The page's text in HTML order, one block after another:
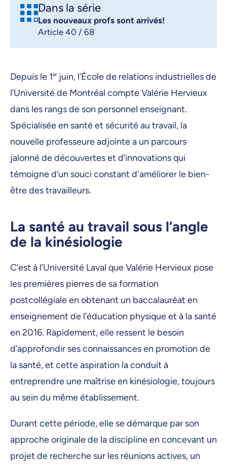
Dans la série
Les nouveaux profs sont arrivés!
Article 40 / 68
Depuis le 1erjuin, l’École de relations industrielles de
l’Université de Montréal compte Valérie Hervieux
dans les rangs de son personnel enseignant.
Spécialisée en santé et sécurité au travail, la
nouvelle professeure adjointe a un parcours
jalonné de découvertes et d’innovations qui
témoigne d’un souci constant d'améliorer le bien-
être des travailleurs.
La santé au travail sous l’angle
de la kinésiologie
C’est à l’Université Laval que Valérie Hervieux pose
les premières pierres de sa formation
postcollégiale en obtenant un baccalauréat en
enseignement de l’éducation physique et à la santé
en 2016. Rapidement, elle ressent le besoin
d’approfondir ses connaissances en promotion de
la santé, et cette aspiration la conduit à
entreprendre une maîtrise en kinésiologie, toujours
au sein du même établissement.
Durant cette période, elle se démarque par son
approche originale de la discipline en concevant un
projet de recherche sur les réunions actives, un